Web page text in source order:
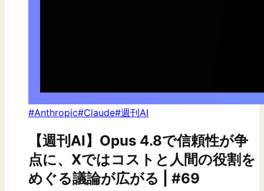
#Anthropic#Claude#週刊AI
【週刊AI】Opus 4.8で信頼性が争
点に、Xではコストと人間の役割を
めぐる議論が広がる | #69